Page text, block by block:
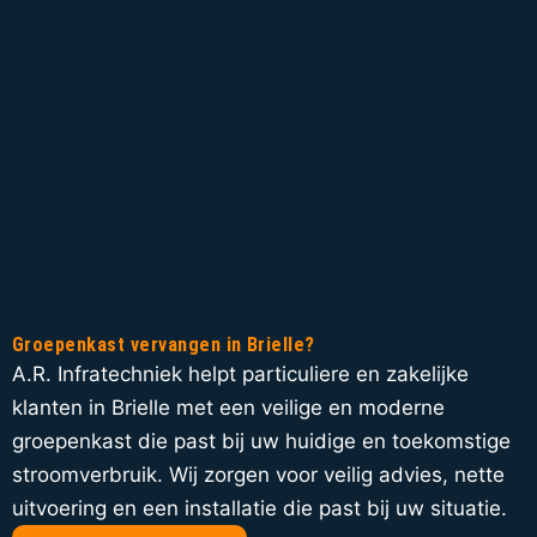
Groepenkast vervangen in Brielle?
A.R. Infratechniek helpt particuliere en zakelijke
klanten in Brielle met een veilige en moderne
groepenkast die past bij uw huidige en toekomstige
stroomverbruik. Wij zorgen voor veilig advies, nette
uitvoering en een installatie die past bij uw situatie.